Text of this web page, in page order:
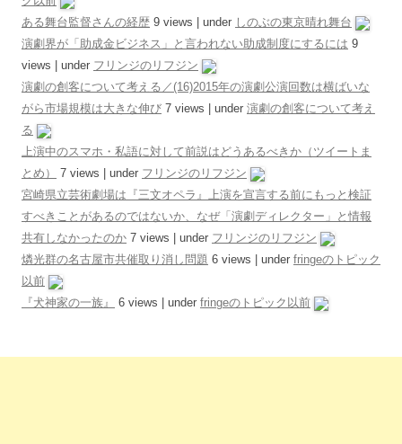
ある舞台監督さんの経歴 9 views under しのぶの東京晴れ舞台
演劇界が「助成金ビジネス」と言われない助成制度にするには 9
views
under フリンジのリフジン
演劇の創客について考える／(16)2015年の演劇公演回数は横ばいな
がら市場規模は大きな伸び 7 views under 演劇の創客について考え
る
上演中のスマホ・私語に対して前説はどうあるべきか（ツイートま
とめ）
7 views under フリンジのリフジン
宮崎県立芸術劇場は『三文オペラ』上演を宣言する前にもっと検証
すべきことがあるのではないか、なぜ「演劇ディレクター」と情報
共有しなかったのか 7 views under フリンジのリフジン
燐光群の名古屋市共催取り消し問題 6 views under fringeのトピック
以前
『犬神家の一族』
6 views under fringeのトピック以前